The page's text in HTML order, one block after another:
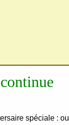
spéciale :